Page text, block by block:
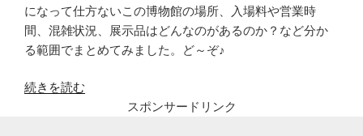
になって仕方ないこの博物館の場所、入場料や営業時
間、混雑状況、展示品はどんなのがあるのか？など分か
る範囲でまとめてみました。ど～ぞ♪
“名
続きを読む
スポンサードリンク